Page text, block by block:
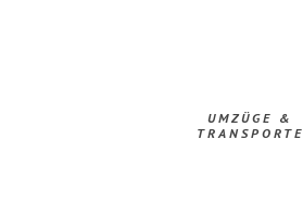
UMZÜGE &
TRANSPORTE